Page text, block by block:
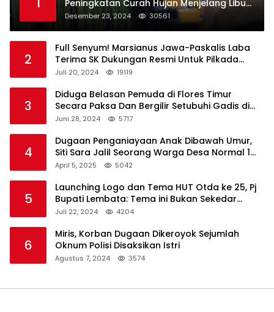
Peningkatan Curah Hujan Menjelang Libur
Natal dan Tahun Baru
Desember 23, 2024 30561
2
Full Senyum! Marsianus Jawa-Paskalis Laba
Terima SK Dukungan Resmi Untuk Pilkada
Lembata
Juli 20, 2024 19119
3
Diduga Belasan Pemuda di Flores Timur
Secara Paksa Dan Bergilir Setubuhi Gadis di
Bawah Umur
Juni 28, 2024 5717
4
Dugaan Penganiayaan Anak Dibawah Umur,
Siti Sara Jalil Seorang Warga Desa Normal 1
Melapor ke Polisi
April 5, 2025 5042
5
Launching Logo dan Tema HUT Otda ke 25, Pj
Bupati Lembata: Tema ini Bukan Sekedar
Refleksi Semalam
Juli 22, 2024 4204
6
Miris, Korban Dugaan Dikeroyok Sejumlah
Oknum Polisi Disaksikan Istri
Agustus 7, 2024 3574